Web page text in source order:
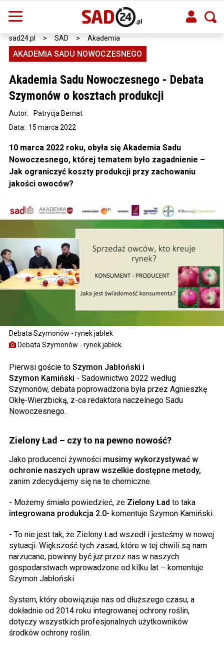
sad24.pl > SAD > Akademia
Debata Szymonów - rynek jabłek
Debata Szymonów - rynek jabłek
AKADEMIA SADU NOWOCZESNEGO
Akademia Sadu Nowoczesnego - Debata
Szymonów o kosztach produkcji
Data: 15 marca 2022
Autor: Patrycja Bernat
10 marca 2022 roku, obyła się Akademia Sadu
Nowoczesnego, której tematem było zagadnienie –
Jak ograniczyć koszty produkcji przy zachowaniu
jakości owoców?
Pierwsi goście to Szymon Jabłoński i
Szymon Kamiński - Sadownictwo 2022 według
Szymonów, debata poprowadzona była przez Agnieszkę
Okłę-Wierzbicką, z-ca redaktora naczelnego Sadu
Nowoczesnego.
Zielony Ład – czy to na pewno nowość?
Jako producenci żywności musimy wykorzystywać w
ochronie naszych upraw wszelkie dostępne metody,
zanim zdecydujemy się na te chemiczne.
- Możemy śmiało powiedzieć, ze Zielony Ład to taka
integrowana produkcja 2.0- komentuje Szymon Kamiński.
- To nie jest tak, że Zielony Ład wszedł i jesteśmy w nowej
sytuacji. Większość tych zasad, które w tej chwili są nam
narzucane, powinny być już przez nas w naszych
gospodarstwach wprowadzone od kilku lat – komentuje
Szymon Jabłoński.
System, który obowiązuje nas od dłuższego czasu, a
dokładnie od 2014 roku integrowanej ochrony roślin,
dotyczy wszystkich profesjonalnych użytkowników
środków ochrony roślin.